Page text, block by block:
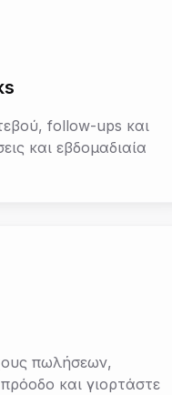
follow-ups και
και εβδομαδιαία
πωλήσεων,
και γιορτάστε